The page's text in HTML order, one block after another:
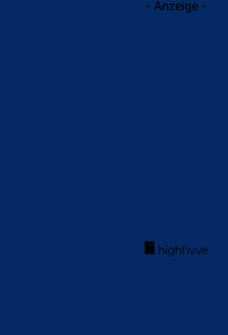
- Anzeige -